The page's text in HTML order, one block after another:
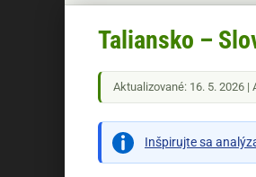
Taliansko –
Aktualizované: 16. 5. 2026 |
Inšpirujte sa